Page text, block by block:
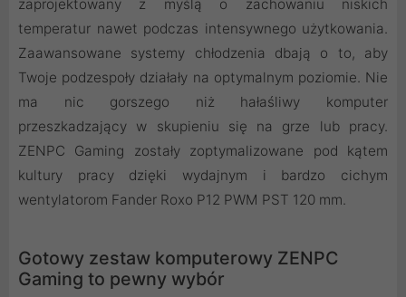
zaprojektowany z myślą o zachowaniu niskich
temperatur nawet podczas intensywnego użytkowania.
Zaawansowane systemy chłodzenia dbają o to, aby
Twoje podzespoły działały na optymalnym poziomie. Nie
ma nic gorszego niż hałaśliwy komputer
przeszkadzający w skupieniu się na grze lub pracy.
ZENPC Gaming zostały zoptymalizowane pod kątem
kultury pracy dzięki wydajnym i bardzo cichym
wentylatorom Fander Roxo P12 PWM PST 120 mm.
Gotowy zestaw komputerowy ZENPC
Gaming to pewny wybór